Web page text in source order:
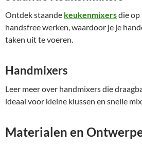
Ontdek staande keukenmixersdie op
handsfree werken, waardoor je je
taken uit te voeren.
Handmixers
Leer meer over handmixers die
ideaal voor kleine klussen en snelle
Materialen en